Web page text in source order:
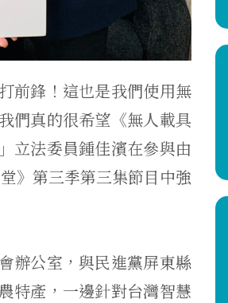
前鋒！這也是我們使用無
們真的很希望《無人載具
立法委員鍾佳濱在參與由
》第三季第三集節目中強
辦公室，與民進黨屏東縣
特產，一邊針對台灣智慧